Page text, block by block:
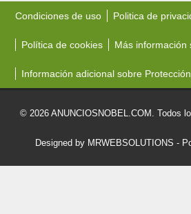
Condiciones de uso Politica de
Política de cookies Más información
Información adicional sobre
© 2026 ANUNCIOSNOBEL.COM. Todos
Designed by MRWEBSOLUTIONS -